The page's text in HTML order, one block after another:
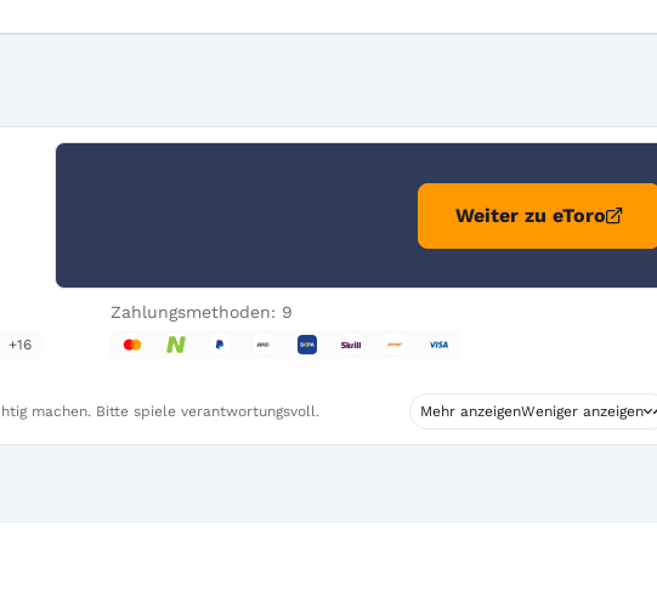
Weiter zu eToro
+16
Zahlungsmethoden: 9
machen. Bitte spiele verantwortungsvoll. Mehr anzeigenWeniger anzeigen